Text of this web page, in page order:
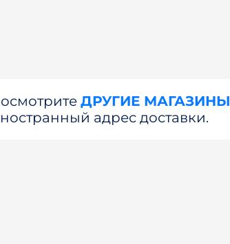
ДРУГИЕ МАГАЗИНЫ
адрес доставки.